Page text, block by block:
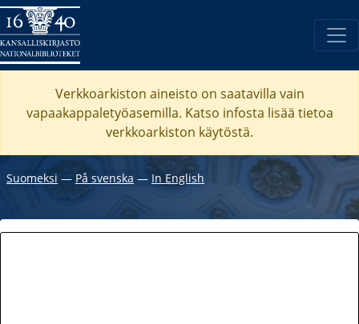
Verkkoarkiston aineisto on saatavilla vain
vapaakappaletyöasemilla. Katso infosta lisää tietoa
verkkoarkiston käytöstä.
Suomeksi ― På svenska ― In English